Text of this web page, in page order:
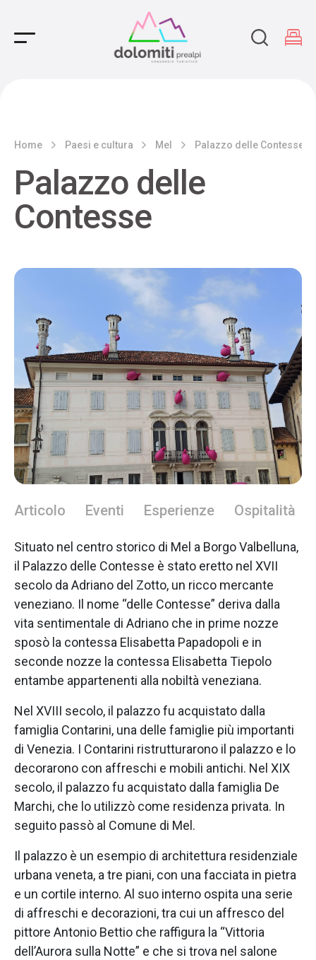
Main Navigation
Home Paesi e cultura Mel Palazzo delle Contesse
Palazzo delle
Contesse
Articolo Eventi Esperienze Ospitalità
Situato nel centro storico di Mel a Borgo Valbelluna,
il Palazzo delle Contesse è stato eretto nel XVII
secolo da Adriano del Zotto, un ricco mercante
veneziano. Il nome “delle Contesse” deriva dalla
vita sentimentale di Adriano che in prime nozze
sposò la contessa Elisabetta Papadopoli e in
seconde nozze la contessa Elisabetta Tiepolo
entambe appartenenti alla nobiltà veneziana.
Nel XVIII secolo, il palazzo fu acquistato dalla
famiglia Contarini, una delle famiglie più importanti
di Venezia. I Contarini ristrutturarono il palazzo e lo
decorarono con affreschi e mobili antichi. Nel XIX
secolo, il palazzo fu acquistato dalla famiglia De
Marchi, che lo utilizzò come residenza privata. In
seguito passò al Comune di Mel.
Il palazzo è un esempio di architettura residenziale
urbana veneta, a tre piani, con una facciata in pietra
e un cortile interno. Al suo interno ospita una serie
di affreschi e decorazioni, tra cui un affresco del
pittore Antonio Bettio che raffigura la “Vittoria
dell’Aurora sulla Notte” e che si trova nel salone